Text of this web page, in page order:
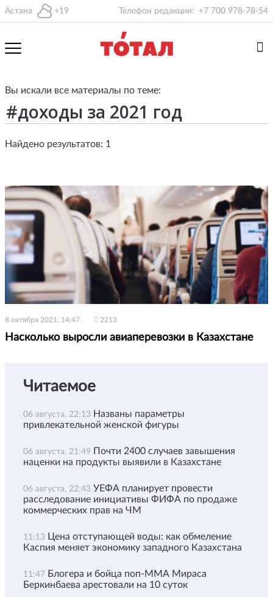
Астана +19 Телефон редакции: +7 700 978-78-54
Вы искали все материалы по теме:
Найдено результатов: 1
8 октября 2021, 14:47 2213
Насколько выросли авиаперевозки в Казахстане
Читаемое
06 августа, 22:13 Названы параметры
привлекательной женской фигуры
06 августа, 21:49 Почти 2400 случаев завышения
наценки на продукты выявили в Казахстане
06 августа, 22:43 УЕФА планирует провести
расследование инициативы ФИФА по продаже
коммерческих прав на ЧМ
11:13 Цена отступающей воды: как обмеление
Каспия меняет экономику западного Казахстана
11:47 Блогера и бойца поп-ММА Мираса
Беркинбаева арестовали на 10 суток